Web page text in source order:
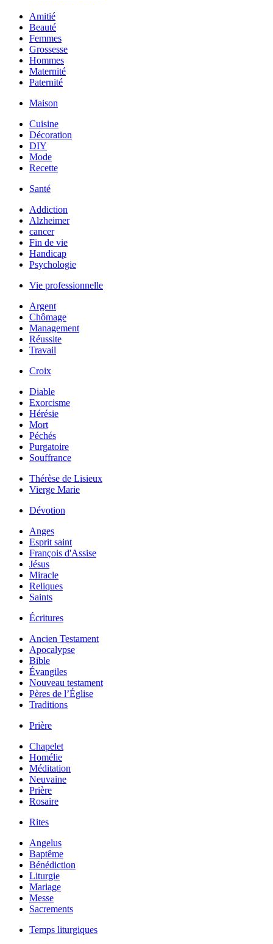
Amitié
Beauté
Femmes
Grossesse
Hommes
Maternité
Paternité
Maison
Cuisine
Décoration
DIY
Mode
Recette
Santé
Addiction
Alzheimer
cancer
Fin de vie
Handicap
Psychologie
Vie professionnelle
Argent
Chômage
Management
Réussite
Travail
Croix
Diable
Exorcisme
Hérésie
Mort
Péchés
Purgatoire
Souffrance
Thérèse de Lisieux
Vierge Marie
Dévotion
Anges
Esprit saint
François d'Assise
Jésus
Miracle
Reliques
Saints
Écritures
Ancien Testament
Apocalypse
Bible
Évangiles
Nouveau testament
Pères de l’Église
Traditions
Prière
Chapelet
Homélie
Méditation
Neuvaine
Prière
Rosaire
Rites
Angelus
Baptême
Bénédiction
Liturgie
Mariage
Messe
Sacrements
Temps liturgiques